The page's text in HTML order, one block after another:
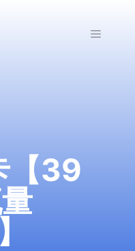
菜
【39